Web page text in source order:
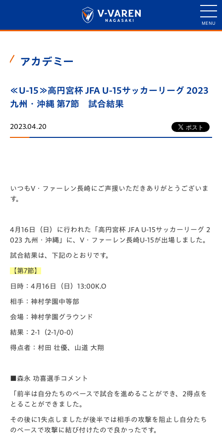
アカデミー
≪U-15≫高円宮杯 JFA U-15サッカーリーグ 2023
九州・沖縄 第7節 試合結果
2023.04.20
いつもV・ファーレン長崎にご声援いただきありがとうございま
す。
4月16日（日）に行われた「️高円宮杯 JFA U-15サッカーリーグ 2
023 九州・沖縄」に、V・ファーレン長崎U-15が出場しました。
試合結果は、下記のとおりです。
【第7節】
日時：4月16日（日）13:00K.O
相手：神村学園中等部
会場：神村学園グラウンド
結果：2-1（2-1/0-0）
得点者：村田 壮優、山道 大翔
■森永 功喜選手コメント
「前半は自分たちのペースで試合を進めることができ、2得点を
とることができました。
その後に1失点しましたが後半では相手の攻撃を阻止し自分たち
のペースで攻撃に結び付けたので良かったです。